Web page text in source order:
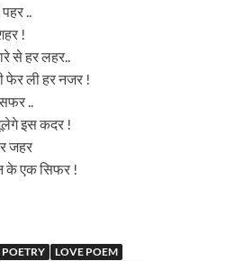
..
!
से हर लहर..
फेर ली हर नजर !
..
इस कदर !
जहर
के एक सिफर !
POETRY
LOVE POEM